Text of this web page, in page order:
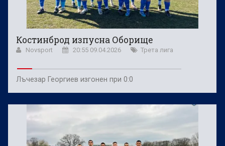
Костинброд изпусна Оборище
Novsport 20:55 09.04.2026 Трета лига
Лъчезар Георгиев изгонен при 0:0